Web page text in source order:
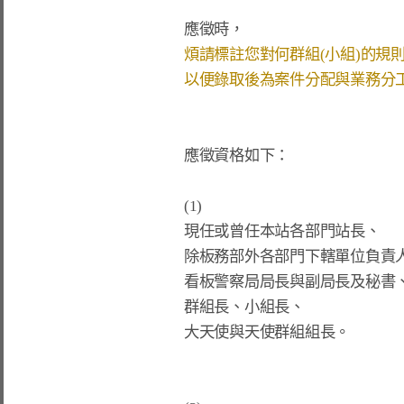
(1)
現任或曾任本站各部門站長、
除板務部外各部門下轄單位負責
看板警察局局長與副局長及秘書
群組長、小組長、
大天使與天使群組組長。